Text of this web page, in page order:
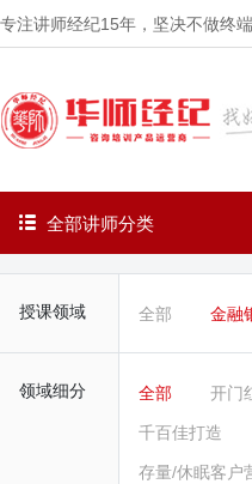
专注讲师经纪15年 ，坚决不做终端
全部讲师分类
授课领域 全部 金融
领域细分 全部 开门
千百佳打造
存量/休眠客户